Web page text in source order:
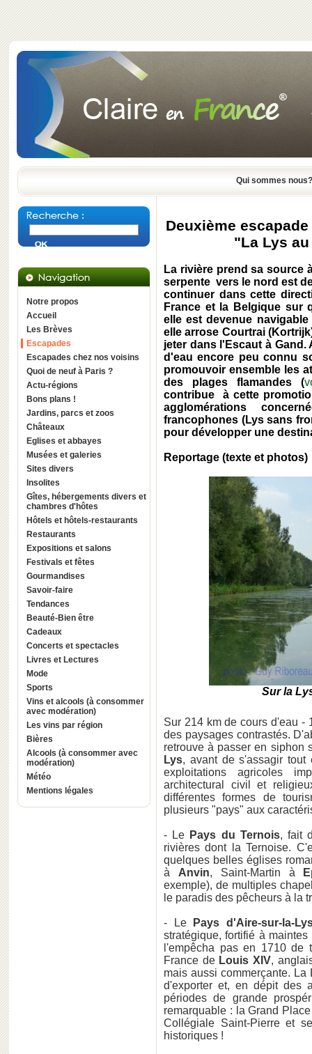
Qui sommes nous?
Notre propos
Accueil
Les Brèves
Escapades
Escapades chez nos voisins
Quoi de neuf à Paris ?
Actu-régions
Bons plans !
Jardins, parcs et zoos
Châteaux
Eglises et abbayes
Musées et galeries
Sites divers
Insolites
Gîtes, hébergements divers et
chambres d'hôtes
Hôtels et hôtels-restaurants
Restaurants
Expositions et salons
Festivals et fêtes
Gourmandises
Savoir-faire
Tendances
Beauté-Bien être
Cadeaux
Concerts et spectacles
Livres et Lectures
Mode
Sports
Vins et alcools (à consommer
avec modération)
Les vins par région
Bières
Alcools (à consommer avec
modération)
Météo
Mentions légales
Deuxième
"La Lys
La rivière prend sa source
serpente vers le nord est
continuer dans cette
France et la Belgique sur
elle est devenue
elle arrose Courtrai
jeter dans l'Escaut à
d'eau encore peu connu
promouvoir ensemble les
des plages flamandes (
contribue à cette
agglomérations
francophones (Lys sans
pour développer une
Reportage (texte et
Sur la
Sur 214 km de cours d'eau -
des paysages contrastés.
retrouve à passer en
Lys, avant de s'assagir
exploitations agricoles
architectural civil et
différentes formes de
plusieurs "pays" aux
- Le Pays du Ternois, fait
rivières dont la Ternoise.
quelques belles églises
à Anvin, Saint-Martin à
exemple), de multiples
le paradis des pêcheurs à la
- Le
Pays d'Aire-sur-la-
stratégique, fortifié à
l'empêcha pas en 1710 de
France de Louis XIV,
mais aussi commerçante. La
d'exporter et, en dépit des
périodes de grande
remarquable : la Grand
Collégiale Saint-Pierre et
historiques !